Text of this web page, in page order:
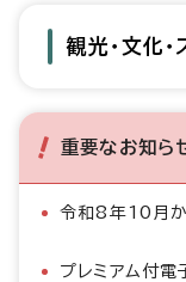
観光・文化・
重要なお知ら
令和8年10月か
プレミアム付